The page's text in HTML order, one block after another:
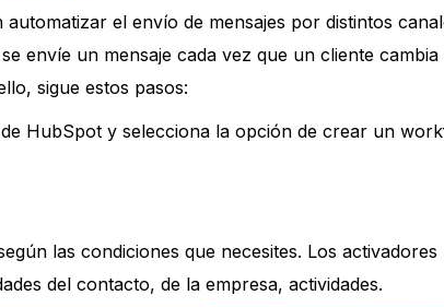
el envío de mensajes por distintos
envíe un mensaje cada vez que un cliente cambia
sigue estos pasos:
HubSpot y selecciona la opción de crear un
las condiciones que necesites. Los activadores
del contacto, de la empresa, actividades.